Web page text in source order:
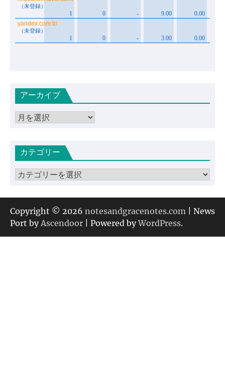
アーカイブ
ア
イカテゴリー
カ
ゴ
リ
ー
Copyright © 2026 notesandgracenotes.com | News
Port by Ascendoor | Powered byWordPress.